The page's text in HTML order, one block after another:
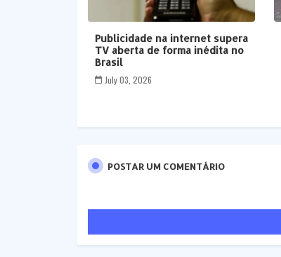
Publicidade na internet supera
TV aberta de forma inédita no
Brasil
July 03, 2026
POSTAR UM COMENTÁRIO